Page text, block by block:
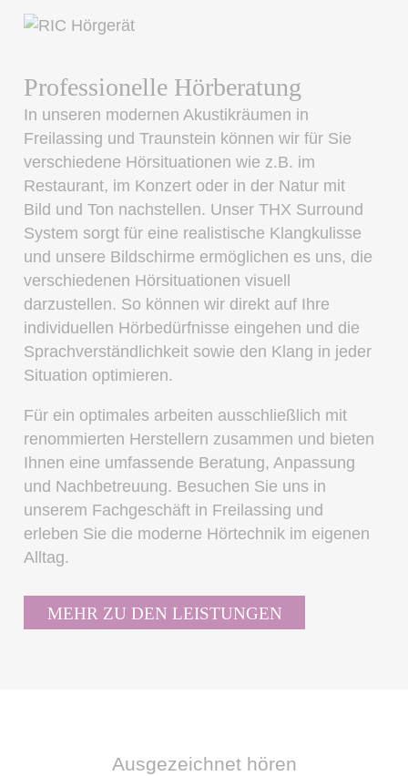
Professionelle Hörberatung
In unseren modernen Akustikräumen in
Freilassing und Traunstein können wir für Sie
verschiedene Hörsituationen wie z.B. im
Restaurant, im Konzert oder in der Natur mit
Bild und Ton nachstellen. Unser THX Surround
System sorgt für eine realistische Klangkulisse
und unsere Bildschirme ermöglichen es uns, die
verschiedenen Hörsituationen visuell
darzustellen. So können wir direkt auf Ihre
individuellen Hörbedürfnisse eingehen und die
Sprachverständlichkeit sowie den Klang in jeder
Situation optimieren.
Für ein optimales arbeiten ausschließlich mit
renommierten Herstellern zusammen und bieten
Ihnen eine umfassende Beratung, Anpassung
und Nachbetreuung. Besuchen Sie uns in
unserem Fachgeschäft in Freilassing und
erleben Sie die moderne Hörtechnik im eigenen
Alltag.
MEHR ZU DEN LEISTUNGEN
Ausgezeichnet hören